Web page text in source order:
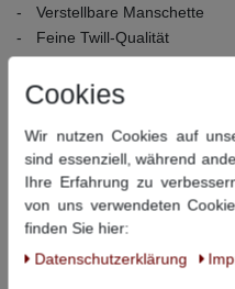
Verstellbare Manschette
Feine Twill-Qualität
Pflegehinweise:
reinigen
Dieser Artikel hat
Größe
Cookies
Wir nutzen Cookies auf
sind essenziell, während
Ihre Erfahrung zu
von uns verwendeten
finden Sie hier:
Daten­schutz­erklärung